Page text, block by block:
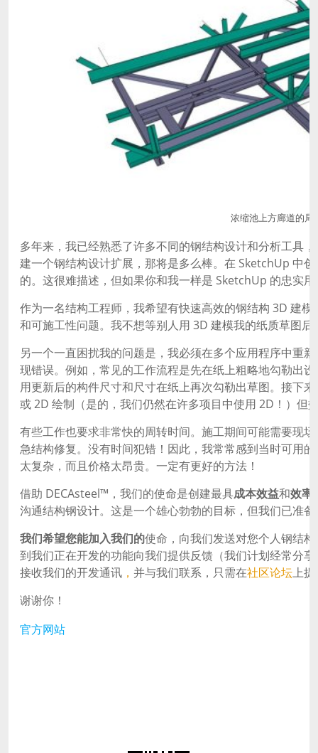
浓缩池上方廊道的局
多年来，我已经熟悉了许多不同的钢结构设计和分析工具
建一个钢结构设计扩展，那将是多么棒。在 SketchUp 中
的。这很难描述，但如果你和我一样是 SketchUp 的忠实
作为一名结构工程师，我希望有快速高效的钢结构 3D 建
和可施工性问题。我不想等别人用 3D 建模我的纸质草图
另一个一直困扰我的问题是，我必须在多个应用程序中重
现错误。例如，常见的工作流程是先在纸上粗略地勾勒出
用更新后的构件尺寸和尺寸在纸上再次勾勒出草图。接下
或 2D 绘制（是的，我们仍然在许多项目中使用 2D！）但
有些工作也要求非常快的周转时间。施工期间可能需要现
急结构修复。没有时间犯错！因此，我常常感到当时可用
太复杂，而且价格太昂贵。一定有更好的方法！
借助 DECAsteel™，我们的使命是创建最具成本效益和效率
沟通结构钢设计。这是一个雄心勃勃的目标，但我们已准
我们希望您能加入我们的使命，向我们发送对您个人钢结
到我们正在开发的功能向我们提供反馈（我们计划经常分
接收我们的开发通讯 ， 并与我们联系，只需在社区论坛上
谢谢你！
官方网站